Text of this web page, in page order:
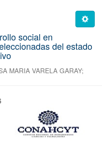
social en
del estado
MARIA VARELA GARAY;